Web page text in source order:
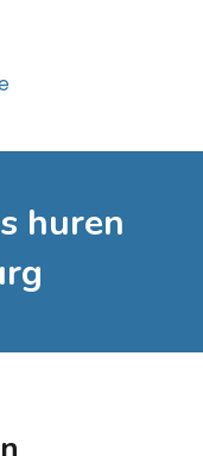
huren